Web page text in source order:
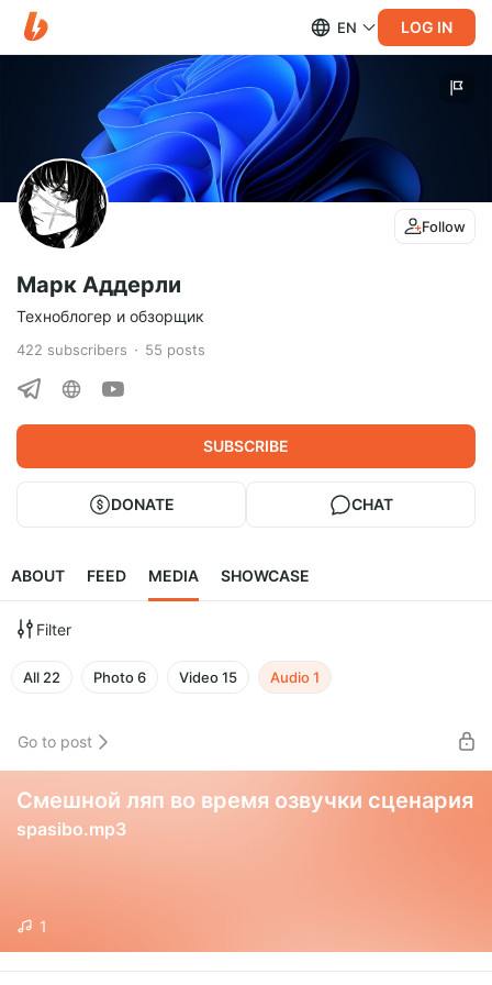
EN LOG IN
Follow
Марк Аддерли
Техноблогер и обзорщик
422 subscribers 55 posts
SUBSCRIBE
DONATE CHAT
ABOUT FEED MEDIA SHOWCASE
Filter
All 22 Photo6 Video15 Audio1
Go to post
Смешной ляп во время озвучки сценария
spasibo.mp3
1